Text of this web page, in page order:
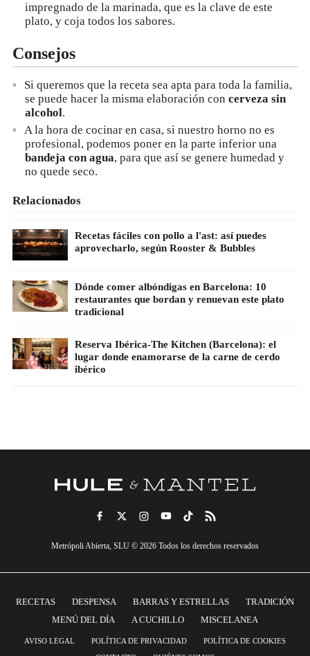
impregnado de la marinada, que es la clave de este
plato, y coja todos los sabores.
Consejos
Si queremos que la receta sea apta para toda la familia,
se puede hacer la misma elaboración con cerveza sin
alcohol.
A la hora de cocinar en casa, si nuestro horno no es
profesional, podemos poner en la parte inferior una
bandeja con agua, para que así se genere humedad y
no quede seco.
Relacionados
Recetas fáciles con pollo a l'ast: así puedes
aprovecharlo, según Rooster & Bubbles
Dónde comer albóndigas en Barcelona: 10
restaurantes que bordan y renuevan este plato
tradicional
Reserva Ibérica-The Kitchen (Barcelona): el
lugar donde enamorarse de la carne de cerdo
ibérico
Metrópoli Abierta, SLU © 2026 Todos los derechos reservados
RECETAS DESPENSA BARRAS Y ESTRELLAS
TRADICIÓN
MENÚ DEL DÍA
A CUCHILLO MISCELANEA
AVISO LEGAL POLÍTICA DE PRIVACIDAD
POLÍTICA DE COOKIES